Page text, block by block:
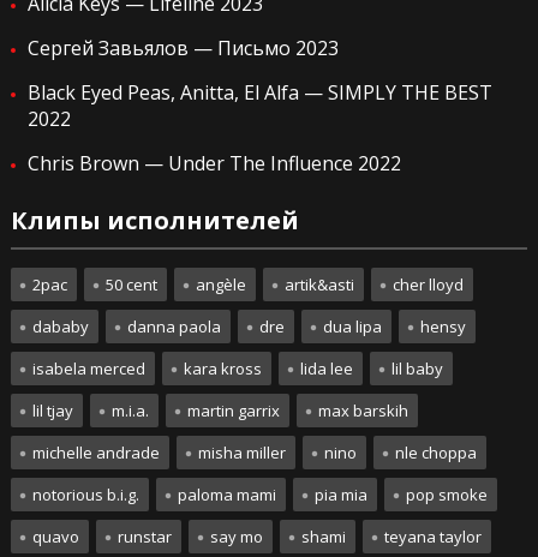
Сергей Завьялов — Письмо 2023
Black Eyed Peas, Anitta, El Alfa — SIMPLY THE BEST
2022
Chris Brown — Under The Influence 2022
Клипы исполнителей
2pac 50 cent angèle artik&asti
cher lloyd
dababy
danna paola dre dua lipa
hensy
isabela merced
kara kross lida lee
lil baby
lil tjay
m.i.a. martin garrix
max barskih
michelle andrade
misha miller nino
nle choppa
notorious b.i.g.
paloma mami pia mia
pop smoke
quavo
runstar say mo shami teyana taylor